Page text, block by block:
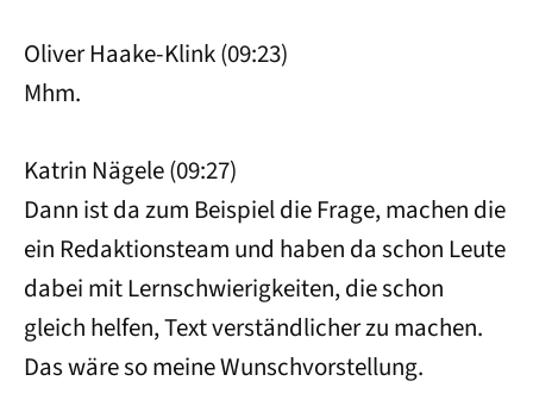
Oliver Haake-Klink (09:23)
Mhm.
Katrin Nägele (09:27)
Dann ist da zum Beispiel die Frage, machen die
ein Redaktionsteam und haben da schon Leute
dabei mit Lernschwierigkeiten, die schon
gleich helfen, Text verständlicher zu machen.
Das wäre so meine Wunschvorstellung.